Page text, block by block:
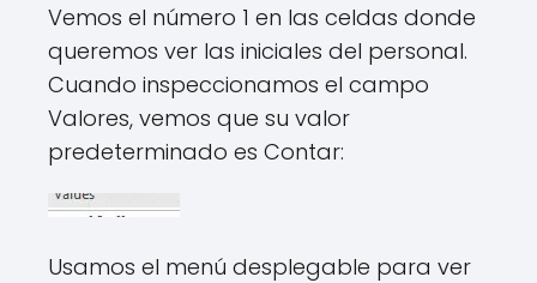
Vemos el número 1 en las celdas donde
queremos ver las iniciales del personal.
Cuando inspeccionamos el campo
Valores, vemos que su valor
predeterminado es Contar:
Usamos el menú desplegable para ver